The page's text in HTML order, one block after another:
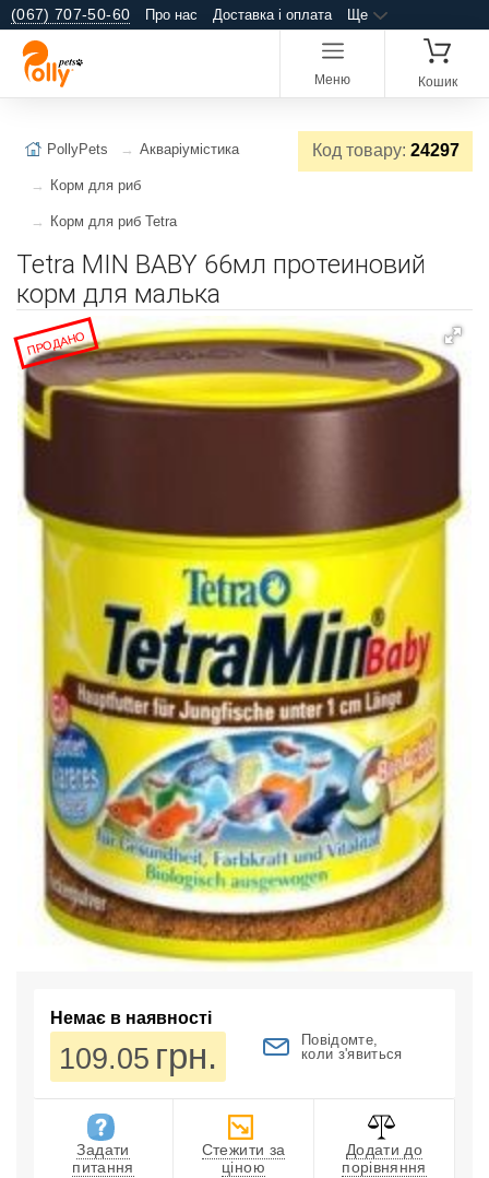
(067) 707-50-60 Про нас Доставка і оплата Ще
Меню Кошик
Код товару: 24297
PollyPets Акваріумістика
Корм для риб
Корм для риб Tetra
Tetra MIN BABY 66мл протеиновий
корм для малька
ПРОДАНО
Немає в наявності
109.05 грн.
Повідомте,
коли з'явиться
Задати
питання
Стежити за
ціною
Додати до
порівняння